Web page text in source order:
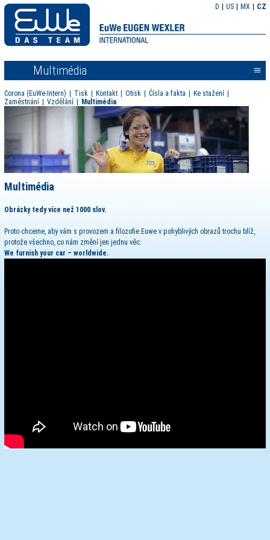
D US MX CZ
Multimédia <<
Corona (EuWe-Intern) Tisk Kontakt Otisk Čísla a fakta
Ke stažení
Zaměstnání
Vzdělání Multimédia
Multimédia
Obrázky tedy více než 1000 slov.
Proto chceme, aby vám s provozem a filozofie Euwe v pohyblivých obrazů trochu blíž,
protože všechno, co nám změní jen jednu věc:
We furnish your car – worldwide.